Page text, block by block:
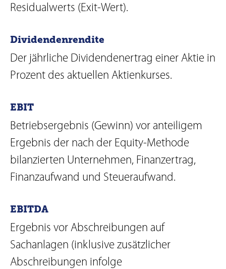
Residualwerts (Exit-Wert).
Dividendenrendite
Der jährliche Dividendenertrag einer Aktie in
Prozent des aktuellen Aktienkurses.
EBIT
Betriebsergebnis (Gewinn) vor anteiligem
Ergebnis der nach der Equity-Methode
bilanzierten Unternehmen, Finanzertrag,
Finanzaufwand und Steueraufwand.
EBITDA
Ergebnis vor Abschreibungen auf
Sachanlagen (inklusive zusätzlicher
Abschreibungen infolge